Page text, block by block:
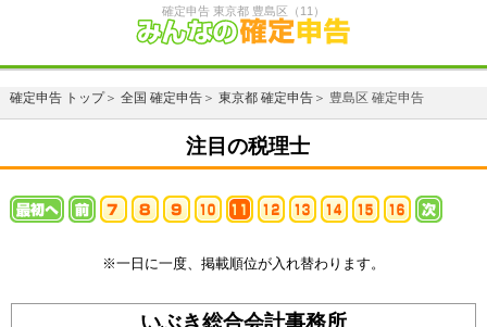
確定申告 東京都 豊島区（11）
確定申告 トップ＞ 全国 確定申告＞ 東京都 確定申告＞ 豊島区 確定申告
注目の税理士
※一日に一度、掲載順位が入れ替わります。
いぶき総合会計事務所